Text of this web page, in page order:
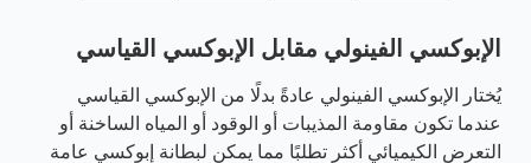
الإبوكسي الفينولي مقابل الإبوكسي القياسي
يُختار الإبوكسي الفينولي عادةً بدلًا من الإبوكسي القياسي
عندما تكون مقاومة المذيبات أو الوقود أو المياه الساخنة أو
التعرض الكيميائي أكثر تطلبًا مما يمكن لبطانة إبوكسي عامة